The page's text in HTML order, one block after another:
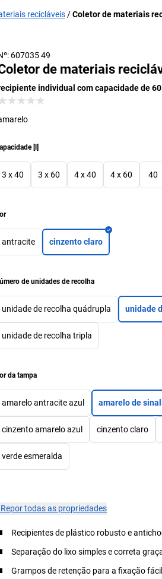
recicláveis Coletor de materiais
607035 49
de materiais
individual com capacidade de 60 l
[ l]
3 x 40 3 x 60 4 x 40 4 x 60 40
antracite cinzento claro
de unidades de recolha
unidade de recolha quádrupla unidade
unidade de recolha tripla
da tampa
amarelo antracite azul amarelo de
cinzento amarelo azul cinzento claro
verde esmeralda
Repor todas as propriedades
Recipientes de plástico robusto e
Separação do lixo simples e correta
Grampos de retenção para a fixação